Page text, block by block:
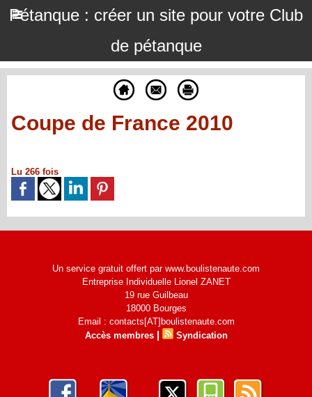
Pétanque : créer un site pour votre Club
de pétanque
Coupe de France 2010
Lu 266 fois
Un service gratuit offert par www.boulistenaute.com
Entreprise Individuelle Lionel ZANET
19 rue Guilbeau
18000 Bourges
Email : contacts[AT]boulistenaute.com
Accès membres | Syndication